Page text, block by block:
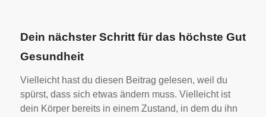
Dein nächster Schritt für das höchste Gut
Gesundheit
Vielleicht hast du diesen Beitrag gelesen, weil du
spürst, dass sich etwas ändern muss. Vielleicht ist
dein Körper bereits in einem Zustand, in dem du ihn